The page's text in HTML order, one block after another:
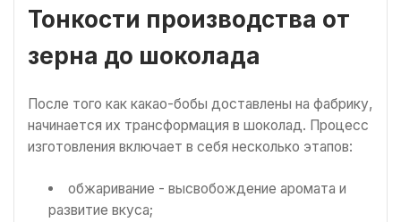
Тонкости производства от
зерна до шоколада
После того как какао-бобы доставлены на фабрику,
начинается их трансформация в шоколад. Процесс
изготовления включает в себя несколько этапов:
обжаривание - высвобождение аромата и
развитие вкуса;